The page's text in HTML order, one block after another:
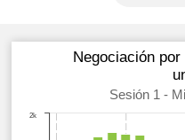
Negociación
Sesión 1 -
2k